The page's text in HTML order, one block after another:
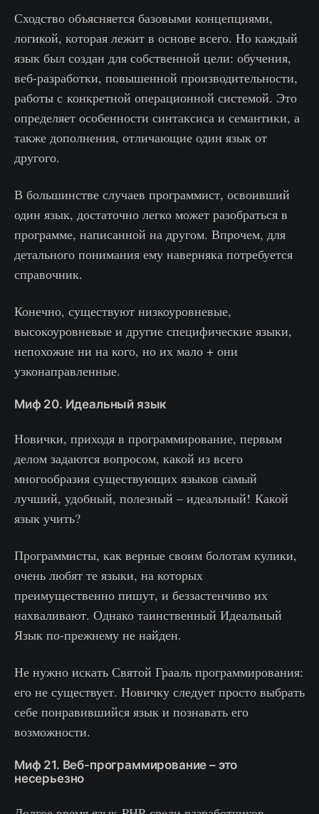
Сходство объясняется базовыми концепциями,
логикой, которая лежит в основе всего. Но каждый
язык был создан для собственной цели: обучения,
веб-разработки, повышенной производительности,
работы с конкретной операционной системой. Это
определяет особенности синтаксиса и семантики, а
также дополнения, отличающие один язык от
другого.
В большинстве случаев программист, освоивший
один язык, достаточно легко может разобраться в
программе, написанной на другом. Впрочем, для
детального понимания ему наверняка потребуется
справочник.
Конечно, существуют низкоуровневые,
высокоуровневые и другие специфические языки,
непохожие ни на кого, но их мало + они
узконаправленные.
Миф 20. Идеальный язык
Новички, приходя в программирование, первым
делом задаются вопросом, какой из всего
многообразия существующих языков самый
лучший, удобный, полезный – идеальный! Какой
язык учить?
Программисты, как верные своим болотам кулики,
очень любят те языки, на которых
преимущественно пишут, и беззастенчиво их
нахваливают. Однако таинственный Идеальный
Язык по-прежнему не найден.
Не нужно искать Святой Грааль программирования:
его не существует. Новичку следует просто выбрать
себе понравившийся язык и познавать его
возможности.
Миф 21. Веб-программирование – это
несерьезно